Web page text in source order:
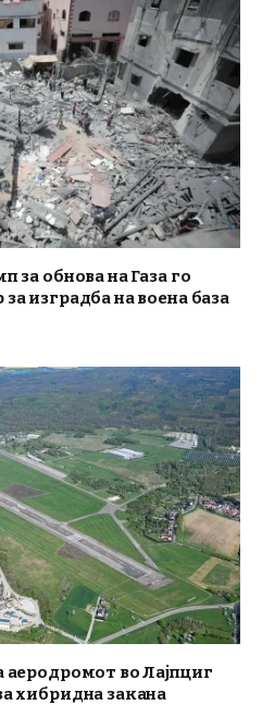
за обнова на Газа го
изградба на воена база
аеродромот во Лајпциг
хибридна закана